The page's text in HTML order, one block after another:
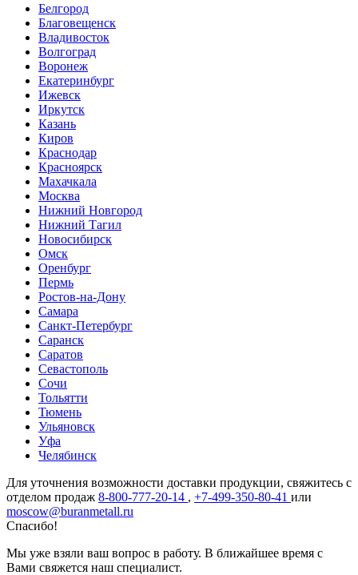
Белгород
Благовещенск
Владивосток
Волгоград
Воронеж
Екатеринбург
Ижевск
Иркутск
Казань
Киров
Краснодар
Красноярск
Махачкала
Москва
Нижний Новгород
Нижний Тагил
Новосибирск
Омск
Оренбург
Пермь
Ростов-на-Дону
Самара
Санкт-Петербург
Саранск
Саратов
Севастополь
Сочи
Тольятти
Тюмень
Ульяновск
Уфа
Челябинск
Для уточнения возможности доставки продукции, свяжитесь с
отделом продаж 8-800-777-20-14 , +7-499-350-80-41 или
moscow@buranmetall.ru
Спасибо!
Мы уже взяли ваш вопрос в работу. В ближайшее время с
Вами свяжется наш специалист.